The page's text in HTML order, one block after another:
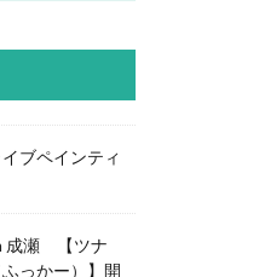
ブペインティ
成瀬 【ツナ
っかー）】開